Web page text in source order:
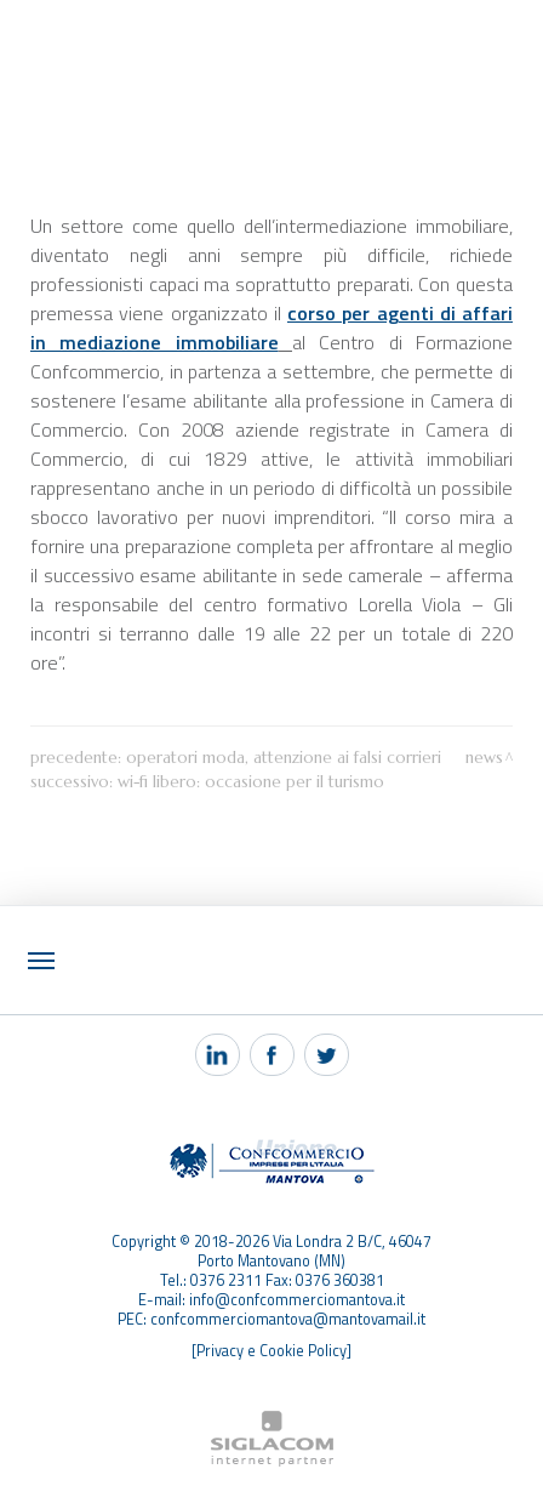
Un settore come quello dell’intermediazione immobiliare,
diventato negli anni sempre più difficile, richiede
professionisti capaci ma soprattutto preparati. Con questa
premessa viene organizzato il corso per agenti di affari
in mediazione immobiliare al Centro di Formazione
Confcommercio, in partenza a settembre, che permette di
sostenere l’esame abilitante alla professione in Camera di
Commercio. Con 2008 aziende registrate in Camera di
Commercio, di cui 1829 attive, le attività immobiliari
rappresentano anche in un periodo di difficoltà un possibile
sbocco lavorativo per nuovi imprenditori. “Il corso mira a
fornire una preparazione completa per affrontare al meglio
il successivo esame abilitante in sede camerale – afferma
la responsabile del centro formativo Lorella Viola – Gli
incontri si terranno dalle 19 alle 22 per un totale di 220
ore”.
precedente: operatori moda, attenzione ai falsi corrieri
successivo: wi-fi libero: occasione per il turismo
news
NOTIZIE
PEC MANTOVA MAIL
Copyright © 2018-2026 Via Londra 2 B/C, 46047
Porto Mantovano (MN)
Tel.: 0376 2311 Fax: 0376 360381
E-mail: info@confcommerciomantova.it
PEC: confcommerciomantova@mantovamail.it
[Privacy e Cookie Policy]